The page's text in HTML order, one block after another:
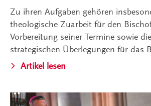
Zu ihren Aufgaben gehören
theologische Zuarbeit für den
Vorbereitung seiner Termine sowie
strategischen Überlegungen für das
Artikel lesen